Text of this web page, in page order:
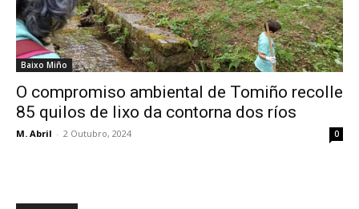
Baixo Miño
O compromiso ambiental de Tomiño recolle
85 quilos de lixo da contorna dos ríos
M. Abril - 2 Outubro, 2024 0